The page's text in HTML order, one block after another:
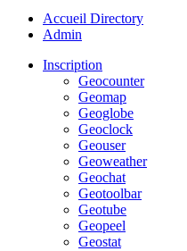
Accueil Directory
Admin
Inscription
Geocounter
Geomap
Geoglobe
Geoclock
Geouser
Geoweather
Geochat
Geotoolbar
Geotube
Geopeel
Geostat